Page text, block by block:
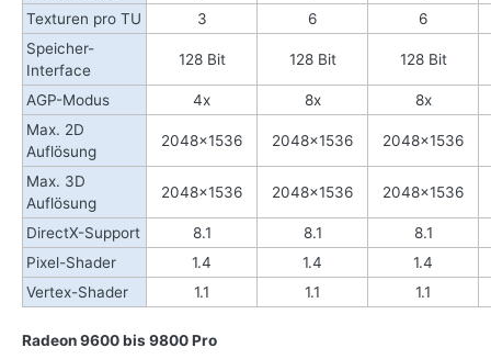
Texturen pro TU
3 6
6
Speicher-
Interface
128Bit 128 Bit 128 Bit
AGP-Modus 4x 8x
8x
Max. 2D
Auflösung
2048x1536 2048x1536 2048x1536
Max. 3D
Auflösung
2048x1536 2048x1536 2048x1536
DirectX-Support 8.1 8.1
8.1
Pixel-Shader
1.4 1.4
1.4
Vertex-Shader
1.1 1.1 1.1
Radeon 9600 bis 9800 Pro